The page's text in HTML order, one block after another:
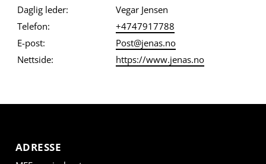
Daglig leder:
Vegar Jensen
Telefon:
+4747917788
E-post:
Post@jenas.no
Nettside:
https://www.jenas.no
ADRESSE